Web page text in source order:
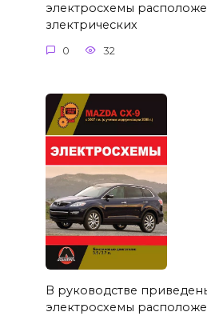
электросхемы
злектрических
0 32
В руководстве
электросхемы